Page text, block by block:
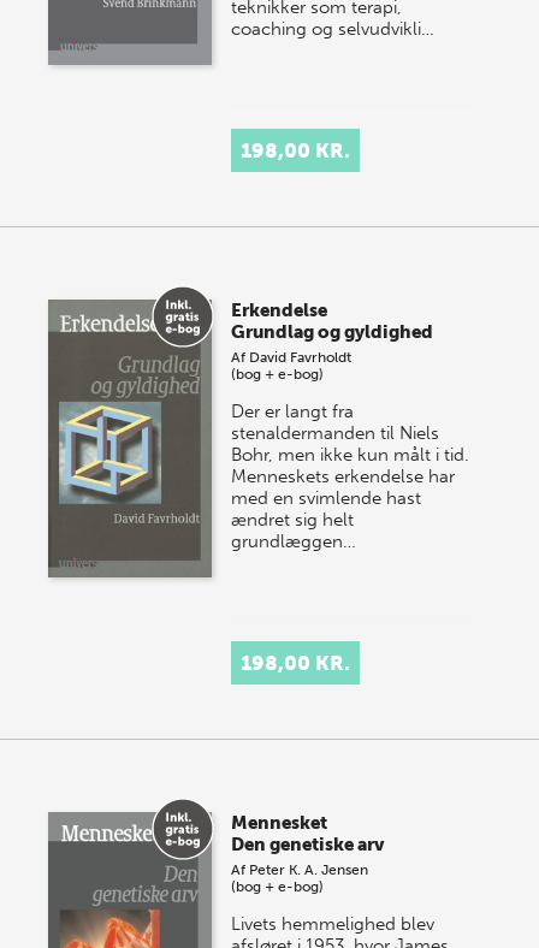
teknikker som terapi,
coaching og selvudvikli…
198,00 KR.
Erkendelse
Grundlag og gyldighed
Af David Favrholdt
(bog + e-bog)
Der er langt fra
stenaldermanden til Niels
Bohr, men ikke kun målt i tid.
Menneskets erkendelse har
med en svimlende hast
ændret sig helt
grundlæggen…
198,00 KR.
Mennesket
Den genetiske arv
Af Peter K. A. Jensen
(bog + e-bog)
Livets hemmelighed blev